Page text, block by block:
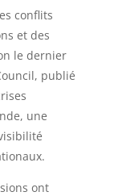
conflits
et des
le dernier
publié
une
ont